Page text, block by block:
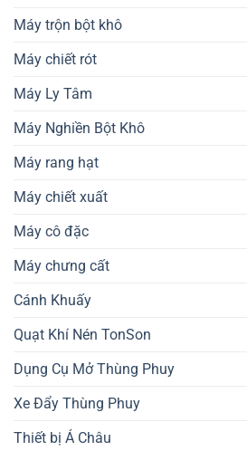
Máy trộn bột khô
Máy chiết rót
Máy Ly Tâm
Máy Nghiền Bột Khô
Máy rang hạt
Máy chiết xuất
Máy cô đặc
Máy chưng cất
Cánh Khuấy
Quạt Khí Nén TonSon
Dụng Cụ Mở Thùng Phuy
Xe Đẩy Thùng Phuy
Thiết bị Á Châu